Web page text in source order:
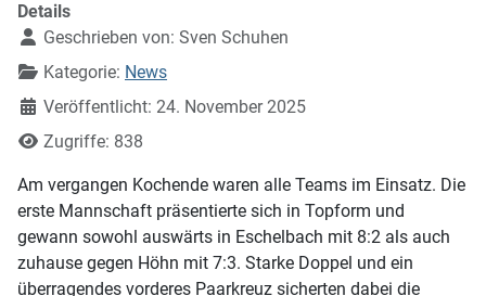
Details
Geschrieben von: Sven Schuhen
Kategorie: News
Veröffentlicht: 24. November 2025
Zugriffe: 838
Am vergangen Kochende waren alle Teams im Einsatz. Die
erste Mannschaft präsentierte sich in Topform und
gewann sowohl auswärts in Eschelbach mit 8:2 als auch
zuhause gegen Höhn mit 7:3. Starke Doppel und ein
überragendes vorderes Paarkreuz sicherten dabei die